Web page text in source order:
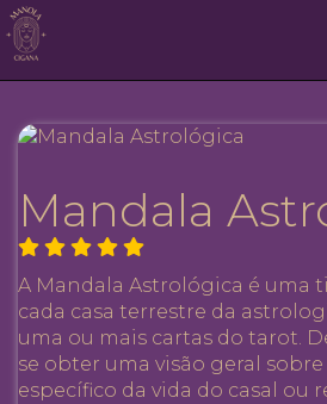
Mandala
A Mandala Astrológica é uma
cada casa terrestre da
uma ou mais cartas do tarot.
se obter uma visão geral
específico da vida do casal ou